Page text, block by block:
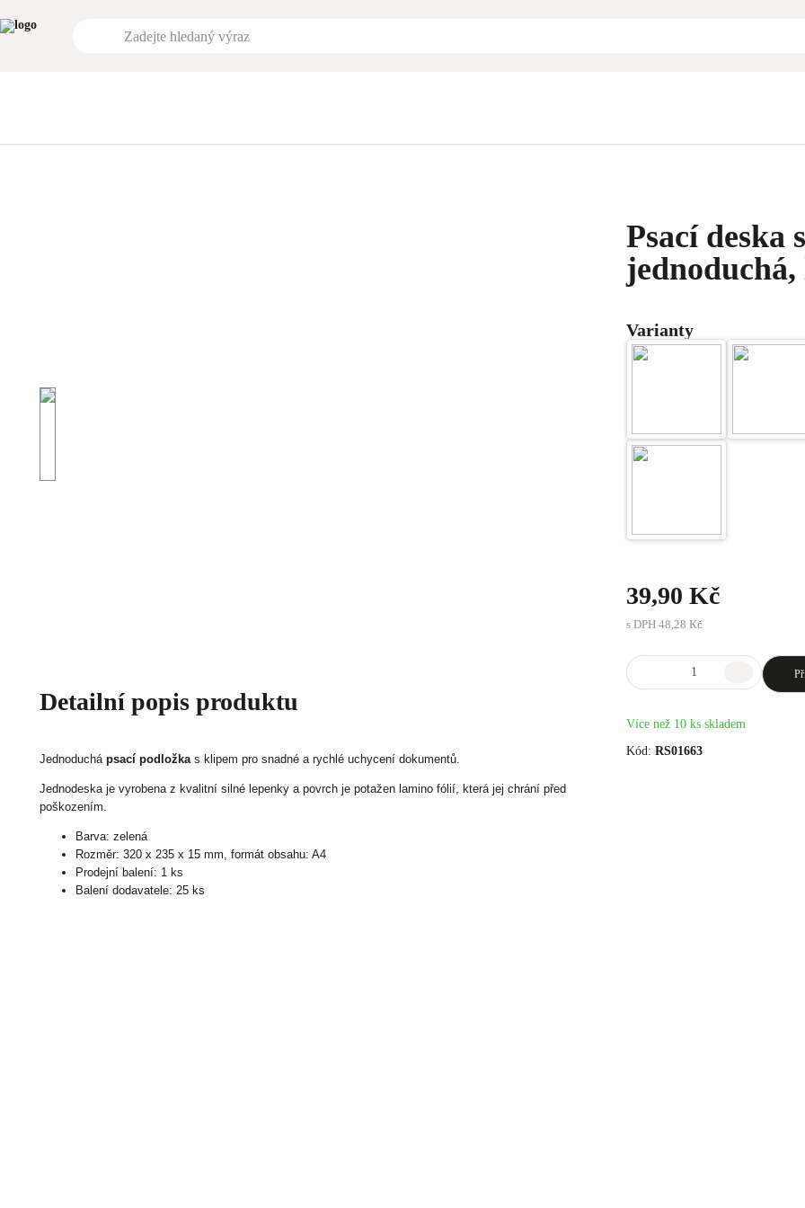
Detailní popis produktu
Jednoduchá psací podložka s klipem pro snadné a rychlé uchycení dokumentů.
Jednodeska je vyrobena z kvalitní silné lepenky a povrch je potažen lamino fólií, která jej chrání před
poškozením.
Barva: zelená
Rozměr: 320 x 235 x 15 mm, formát obsahu: A4
Prodejní balení: 1 ks
Balení dodavatele: 25 ks
Psací deska
Varianty
39,90 Kč
s DPH 48,28 Kč
Více než 10 ks skladem
Kód: RS01663